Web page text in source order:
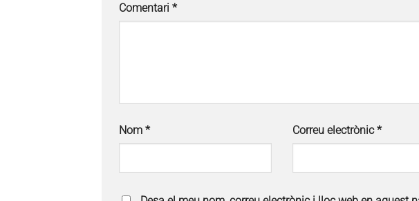
Comentari *
Nom * Correu electrònic*